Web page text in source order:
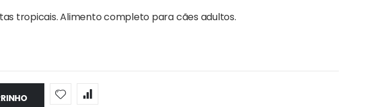
tropicais. Alimento completo para cães adultos.